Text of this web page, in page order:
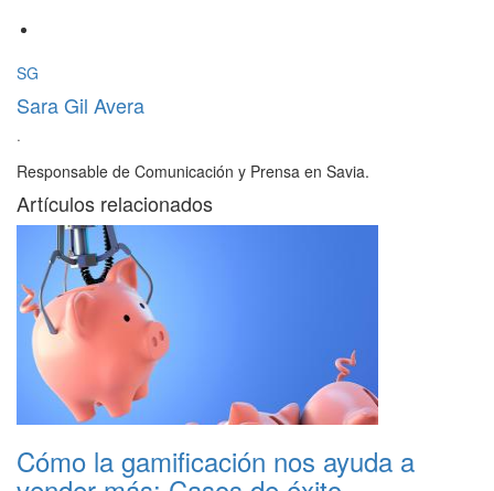
SG
Sara Gil Avera
·
Responsable de Comunicación y Prensa en Savia.
Artículos relacionados
Cómo la gamificación nos ayuda a